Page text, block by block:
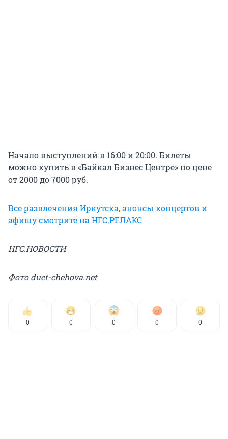
Начало выступлений в 16:00 и 20:00. Билеты
можно купить в «Байкал Бизнес Центре» по цене
от 2000 до 7000 руб.
Все развлечения Иркутска, анонсы концертов и
афишу смотрите на НГС.РЕЛАКС
НГС.НОВОСТИ
Фото duet-chehova.net
0 0 0 0 0